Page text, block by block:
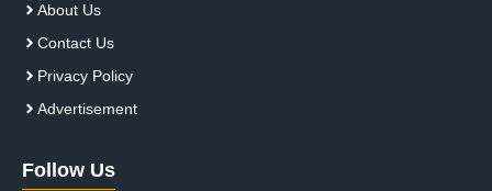
About Us
Contact Us
Privacy Policy
Advertisement
Follow Us